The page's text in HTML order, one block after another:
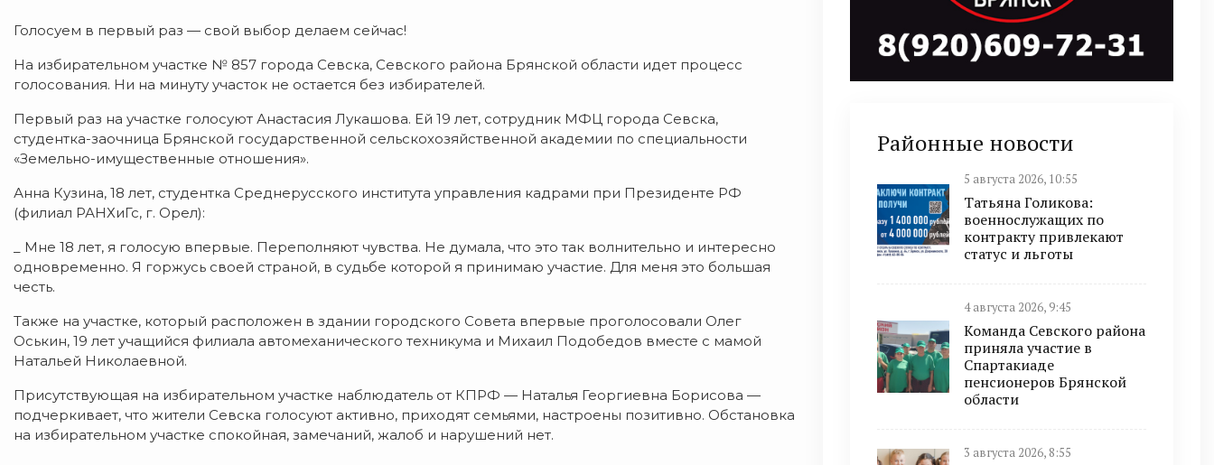
Голосуем в первый раз — свой выбор делаем сейчас!
На избирательном участке № 857 города Севска, Севского района Брянской области идет процесс
голосования. Ни на минуту участок не остается без избирателей.
Первый раз на участке голосуют Анастасия Лукашова. Ей 19 лет, сотрудник МФЦ города Севска,
студентка-заочница Брянской государственной сельскохозяйственной академии по специальности
«Земельно-имущественные отношения».
Анна Кузина, 18 лет, студентка Среднерусского института управления кадрами при Президенте РФ
(филиал РАНХиГс, г. Орел):
_ Мне 18 лет, я голосую впервые. Переполняют чувства. Не думала, что это так волнительно и интересно
одновременно. Я горжусь своей страной, в судьбе которой я принимаю участие. Для меня это большая
честь.
Также на участке, который расположен в здании городского Совета впервые проголосовали Олег
Оськин, 19 лет учащийся филиала автомеханического техникума и Михаил Подобедов вместе с мамой
Натальей Николаевной.
Присутствующая на избирательном участке наблюдатель от КПРФ — Наталья Георгиевна Борисова —
подчеркивает, что жители Севска голосуют активно, приходят семьями, настроены позитивно. Обстановка
на избирательном участке спокойная, замечаний, жалоб и нарушений нет.
Районные новости
5 августа 2026, 10:55
Татьяна Голикова:
военнослужащих по
контракту привлекают
статус и льготы
4 августа 2026, 9:45
Команда Севского района
приняла участие в
Спартакиаде
пенсионеров Брянской
области
3 августа 2026, 8:55